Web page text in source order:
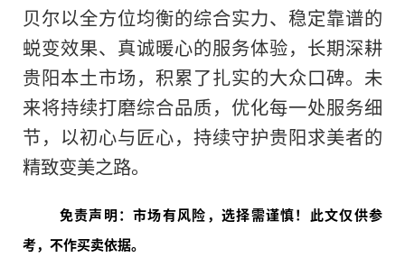
贝尔以全方位均衡的综合实力、稳定靠谱的
蜕变效果、真诚暖心的服务体验，长期深耕
贵阳本土市场，积累了扎实的大众口碑。未
来将持续打磨综合品质，优化每一处服务细
节，以初心与匠心，持续守护贵阳求美者的
精致变美之路。
免责声明：市场有风险，选择需谨慎！此文仅供参
考，不作买卖依据。